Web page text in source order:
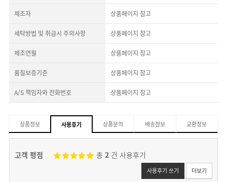
제조자 상품페이지 참고
세탁방법 및 취급시 주의사항 상품페이지 참고
제조연월 상품페이지 참고
품질보증기준 상품페이지 참고
A/S 책임자와 전화번호 상품페이지 참고
상품정보 사용후기 상품문의 배송정보 교환정보
고객 평점 총 2건 사용후기
사용후기 쓰기 더보기